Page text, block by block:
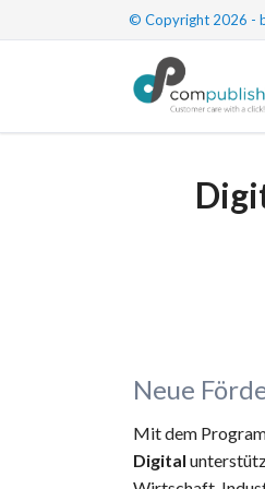
© Copyright 2026 -
Neue
Mit dem
Digital